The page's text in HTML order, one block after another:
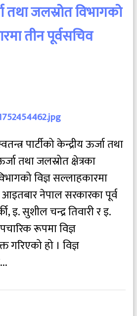
तथा जलस्रोत विभागको
तीन पूर्वसचिव
पार्टीको केन्द्रीय ऊर्जा तथा
तथा जलस्रोत क्षेत्रका
विज्ञ सल्लाहकारमा
नेपाल सरकारका पूर्व
इ. सुशील चन्द्र तिवारी र इ.
रूपमा विज्ञ
गरिएको हो । विज्ञ